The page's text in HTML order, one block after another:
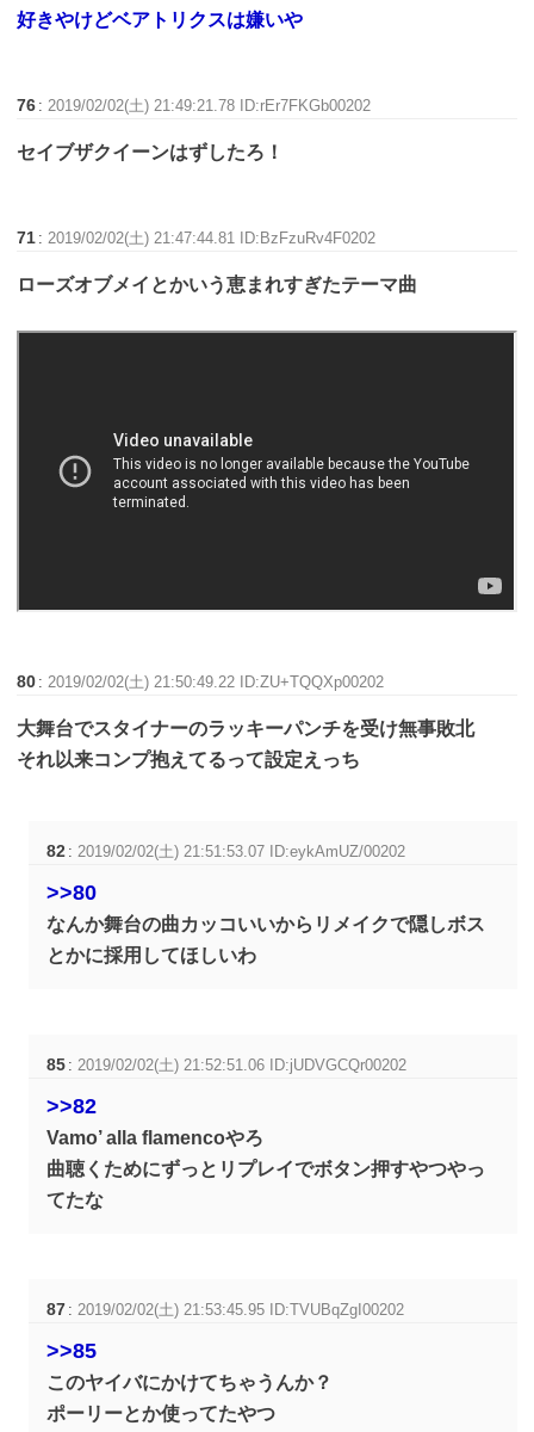
好きやけどベアトリクスは嫌いや
76 :2019/02/02(土) 21:49:21.78 ID:rEr7FKGb00202
セイブザクイーンはずしたろ！
71 :2019/02/02(土) 21:47:44.81 ID:BzFzuRv4F0202
ローズオブメイとかいう恵まれすぎたテーマ曲
80 :2019/02/02(土) 21:50:49.22 ID:ZU+TQQXp00202
大舞台でスタイナーのラッキーパンチを受け無事敗北
それ以来コンプ抱えてるって設定えっち
82 :2019/02/02(土) 21:51:53.07 ID:eykAmUZ/00202
>>80
なんか舞台の曲カッコいいからリメイクで隠しボス
とかに採用してほしいわ
85 :2019/02/02(土) 21:52:51.06 ID:jUDVGCQr00202
>>82
Vamo’ alla flamencoやろ
曲聴くためにずっとリプレイでボタン押すやつやっ
てたな
87 :2019/02/02(土) 21:53:45.95 ID:TVUBqZgI00202
>>85
このヤイバにかけてちゃうんか？
ポーリーとか使ってたやつ